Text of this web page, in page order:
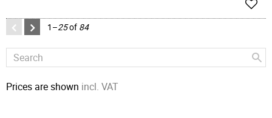
Add
1–25of 84
Prices are shown incl. VAT